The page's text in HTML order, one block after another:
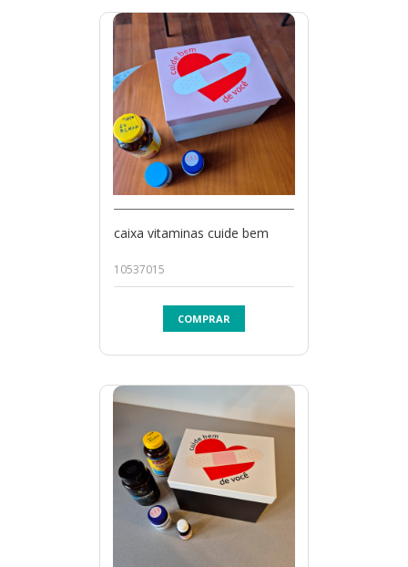
caixa vitaminas cuide bem
10537015
COMPRAR